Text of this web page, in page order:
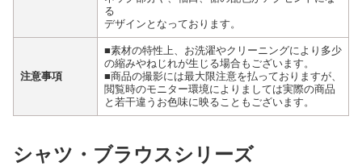
る
デザインとなっております。
注意事項
■素材の特性上、お洗濯やクリーニングにより多少
の縮みやねじれが生じる場合もございます。
■商品の撮影には最大限注意を払っておりますが、
閲覧時のモニター環境によりましては実際の商品
と若干違うお色味に映ることもございます。
シャツ・ブラウスシリーズ